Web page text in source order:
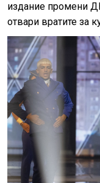
издание промени
отвари вратите за